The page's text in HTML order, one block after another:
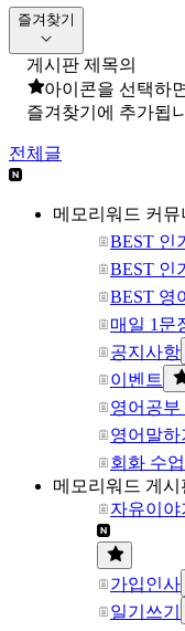
즐겨찾기
게시판 제목의
아이콘을 선택하면
즐겨찾기에 추가됩
전체글
메모리워드 커뮤
BEST 인
BEST 인
BEST 영
매일 1문
공지사항
이벤트
영어공부
영어말하
회화 수
메모리워드 게시
자유이야
가입인사
일기쓰기